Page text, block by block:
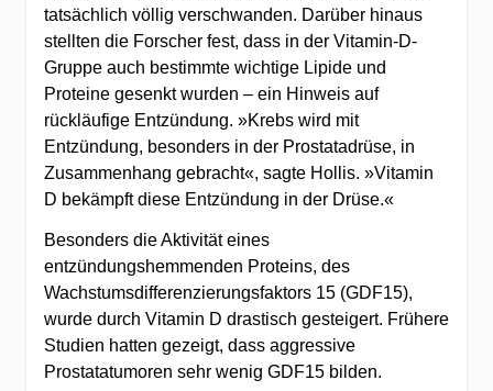
tatsächlich völlig verschwanden. Darüber hinaus
stellten die Forscher fest, dass in der Vitamin-D-
Gruppe auch bestimmte wichtige Lipide und
Proteine gesenkt wurden – ein Hinweis auf
rückläufige Entzündung. »Krebs wird mit
Entzündung, besonders in der Prostatadrüse, in
Zusammenhang gebracht«, sagte Hollis. »Vitamin
D bekämpft diese Entzündung in der Drüse.«
Besonders die Aktivität eines
entzündungshemmenden Proteins, des
Wachstumsdifferenzierungsfaktors 15 (GDF15),
wurde durch Vitamin D drastisch gesteigert. Frühere
Studien hatten gezeigt, dass aggressive
Prostatatumoren sehr wenig GDF15 bilden.